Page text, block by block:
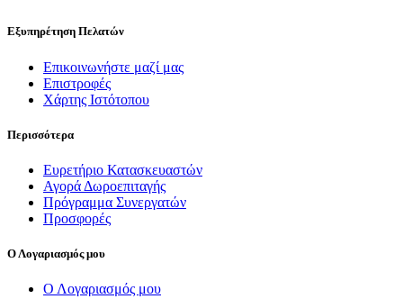
Εξυπηρέτηση Πελατών
Επικοινωνήστε μαζί μας
Επιστροφές
Χάρτης Ιστότοπου
Περισσότερα
Ευρετήριο Κατασκευαστών
Αγορά Δωροεπιταγής
Πρόγραμμα Συνεργατών
Προσφορές
Ο Λογαριασμός μου
Ο Λογαριασμός μου